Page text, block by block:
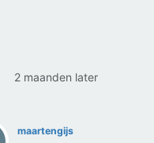
2 maanden later
maartengijs